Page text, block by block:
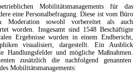
Mobilitätsmanagements für das
eine Personalbefragung. Diese ist vom Büro
Moderation sowohl vorbereitet als auch
worden. Insgesamt sind 1548 Beschäftigte
Ergebnisse wurden in einem Endbericht,
visualisiert, dargestellt. Ein Ausblick
Handlungsfelder und mögliche Maßnahmen.
zusätzlich die nachfolgend genannten
Mobilitätsmanagements: